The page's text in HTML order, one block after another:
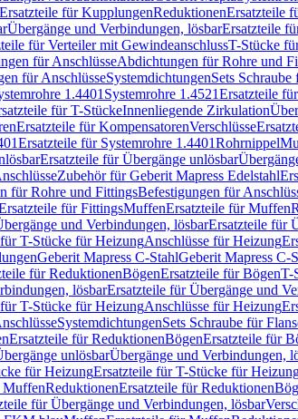
Ersatzteile für KupplungenReduktionenErsatzteile
Übergänge und Verbindungen, lösbarErsatzteile
für Verteiler mit GewindeanschlussT-Stücke
für AnschlüsseAbdichtungen für Rohre und
für AnschlüsseSystemdichtungenSets
1.4401 Systemrohre 1.4521Ersatzteile
für T-StückeInnenliegende Zirkulation
Ersatzteile für KompensatorenVerschlüsse
Ersatzteile für Systemrohre 1.4401Rohrnippel
Ersatzteile für Übergänge unlösbar
Zubehör für Geberit Mapress Edelstahl
für Rohre und FittingsBefestigungen für
für FittingsMuffenErsatzteile für Muffen
und Verbindungen, lösbarErsatzteile für
T-Stücke für HeizungAnschlüsse für Heizung
Geberit Mapress C-StahlGeberit Mapress C-
für ReduktionenBögenErsatzteile für BögenT-
lösbarErsatzteile für Übergänge und
T-Stücke für HeizungAnschlüsse für Heizung
SystemdichtungenSets Schraube für
Ersatzteile für ReduktionenBögenErsatzteile für
unlösbarÜbergänge und Verbindungen,
für HeizungErsatzteile für T-Stücke für
MuffenReduktionenErsatzteile für Reduktionen
für Übergänge und Verbindungen, lösbar